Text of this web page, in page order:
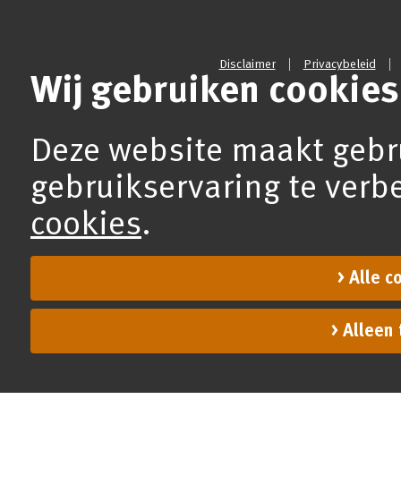
Disclaimer Privacybeleid
Wij gebruiken cookies
Deze website maakt
gebruikservaring te
cookies.
Alle
Alleen